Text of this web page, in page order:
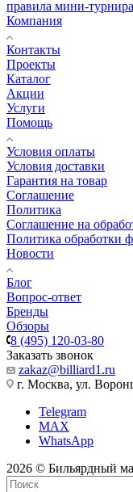
правила мини-турнира
Компания
Контакты
Проекты
Каталог
Акции
Услуги
Помощь
Условия оплаты
Условия доставки
Гарантия на товар
Соглашение
Политика
Соглашение на
Политика обработки
Новости
Блог
Вопрос-ответ
Бренды
Обзоры
8 (495) 120-03-80
Заказать звонок
zakaz@billiard1.ru
г. Москва, ул.
Telegram
MAX
WhatsApp
2026 © Бильярдный